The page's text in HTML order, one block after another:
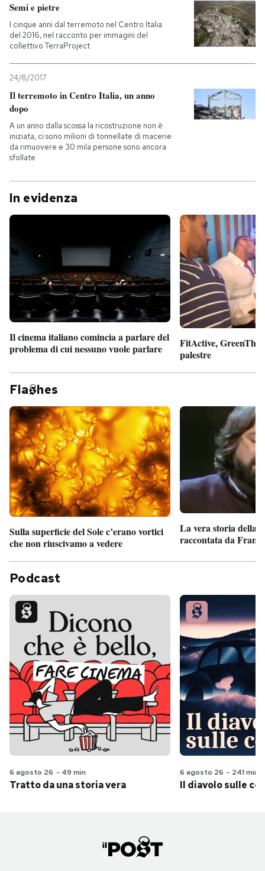
Semi e pietre
I cinque anni dal terremoto nel Centro Italia
del 2016, nel racconto per immagini del
collettivo TerraProject
24/8/2017
Il terremoto in Centro Italia, un anno
dopo
A un anno dalla scossa la ricostruzione non è
iniziata, ci sono milioni di tonnellate di macerie
da rimuovere e 30 mila persone sono ancora
sfollate
In evidenza
Il cinema italiano comincia a parlare del
problema di cui nessuno vuole parlare
FitActive,
palestre
Fla hes
Sulla superficie del Sole c’erano vortici
che non riuscivamo a vedere
La vera storia della
raccontata da
Podcast
6 agosto 26 - 49 min
Tratto da una storia vera
6 agosto 26 - 241 min
Il diavolo sulle